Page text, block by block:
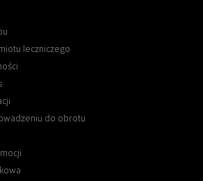
leczniczego
do obrotu